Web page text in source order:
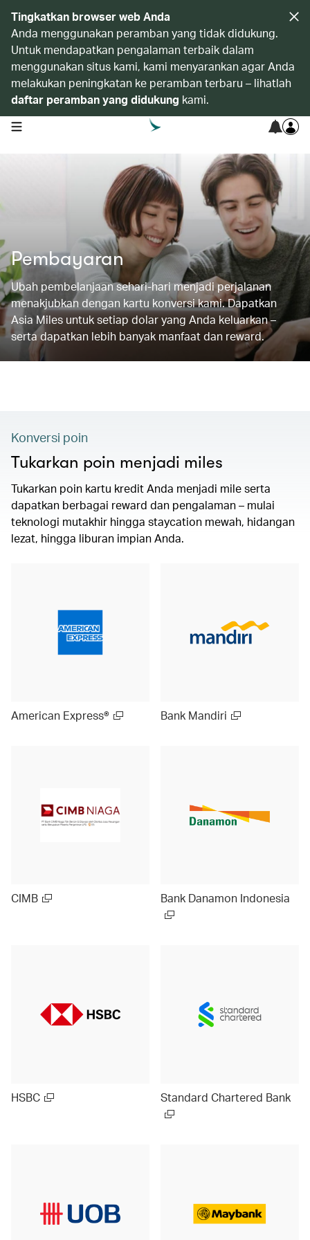
Tingkatkan browser web Anda
Anda menggunakan peramban yang tidak didukung.
Untuk mendapatkan pengalaman terbaik dalam
menggunakan situs kami, kami menyarankan agar Anda
melakukan peningkatan ke peramban terbaru – lihatlah
daftar peramban yang didukung kami.
open navigation menu
Pembayaran
Ubah pembelanjaan sehari-hari menjadi perjalanan
menakjubkan dengan kartu konversi kami. Dapatkan
Asia Miles untuk setiap dolar yang Anda keluarkan –
serta dapatkan lebih banyak manfaat dan reward.
Konversi poin
Tukarkan poin menjadi miles
Tukarkan poin kartu kredit Anda menjadi mile serta
dapatkan berbagai reward dan pengalaman – mulai
teknologi mutakhir hingga staycation mewah, hidangan
lezat, hingga liburan impian Anda.
American Express® Bank Mandiri
CIMB Bank Danamon Indonesia
HSBC Standard Chartered Bank